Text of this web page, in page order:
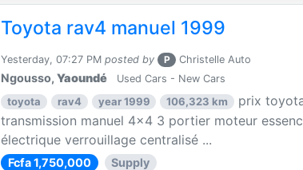
Toyota rav4 manuel 1999
Yesterday, 07:27 PM posted by P Christelle Auto
Ngousso,Yaoundé Used Cars - New Cars
toyota rav4 year 1999 106,323 km
prix
transmission manuel 4x4 3 portier moteur
électrique verrouillage centralisé ...
Fcfa 1,750,000 Supply